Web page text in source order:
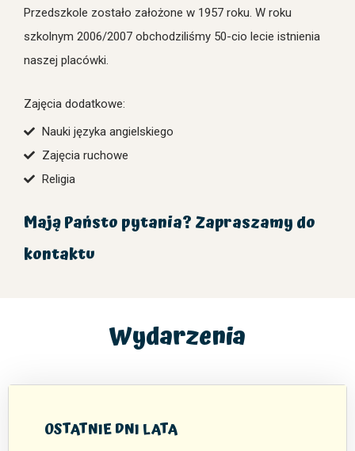
Przedszkole zostało założone w 1957 roku. W roku
szkolnym 2006/2007 obchodziliśmy 50-cio lecie istnienia
naszej placówki.
Zajęcia dodatkowe:
Nauki języka angielskiego
Zajęcia ruchowe
Religia
Mają Państo pytania? Zapraszamy do
kontaktu
Wydarzenia
OSTATNIE DNI LATA